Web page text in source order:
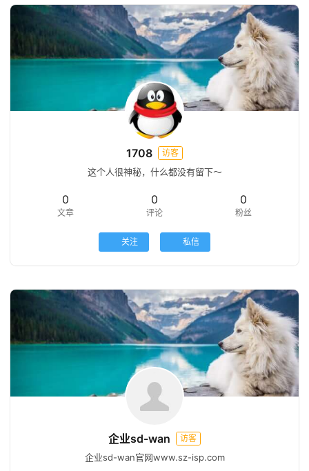
1708 访客
这个人很神秘，什么都没有留下～
0
文章
0
评论
0
粉丝
关注 私信
企业sd-wan 访客
企业sd-wan官网www.sz-isp.com